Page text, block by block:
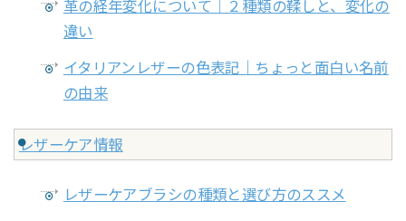
革の経年変化について｜２種類の鞣しと、変化の
違い
イタリアンレザーの色表記｜ちょっと面白い名前
の由来
レザーケア情報
レザーケアブラシの種類と選び方のススメ